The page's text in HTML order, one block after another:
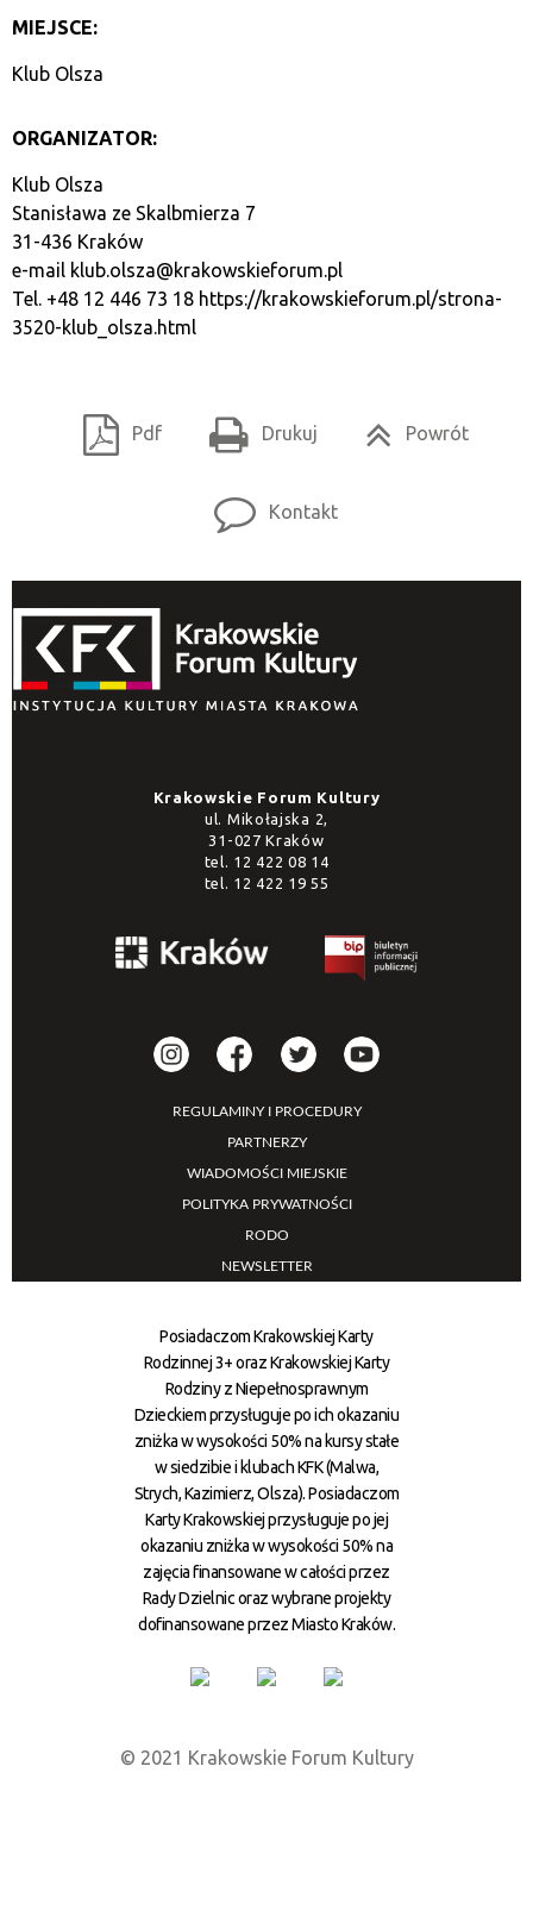
MIEJSCE:
Klub Olsza
ORGANIZATOR:
Klub Olsza
Stanisława ze Skalbmierza 7
31-436 Kraków
e-mail klub.olsza@krakowskieforum.pl
Tel. +48 12 446 73 18 https://krakowskieforum.pl/strona-
3520-klub_olsza.html
Pdf Drukuj Powrót
Kontakt
Krakowskie Forum Kultury
ul. Mikołajska 2,
31-027 Kraków
tel. 12 422 08 14
tel. 12 422 19 55
REGULAMINY I PROCEDURY
PARTNERZY
WIADOMOŚCI MIEJSKIE
POLITYKA PRYWATNOŚCI
RODO
NEWSLETTER
Posiadaczom Krakowskiej Karty
Rodzinnej 3+ oraz Krakowskiej Karty
Rodziny z Niepełnosprawnym
Dzieckiem przysługuje po ich okazaniu
zniżka w wysokości 50% na kursy stałe
w siedzibie i klubach KFK (Malwa,
Strych, Kazimierz, Olsza). Posiadaczom
Karty Krakowskiej przysługuje po jej
okazaniu zniżka w wysokości 50% na
zajęcia finansowane w całości przez
Rady Dzielnic oraz wybrane projekty
dofinansowane przez Miasto Kraków.
© 2021 Krakowskie Forum Kultury